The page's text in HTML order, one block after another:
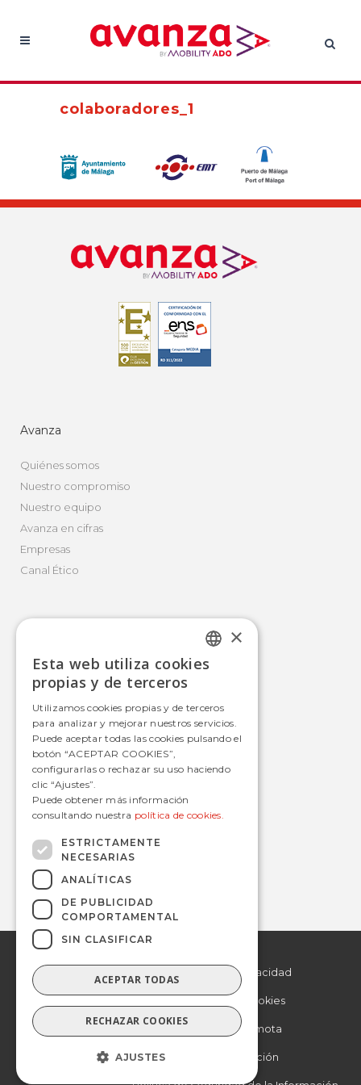
colaboradores_1
Avanza
Quiénes somos
Nuestro compromiso
Nuestro equipo
Avanza en cifras
Empresas
Canal Ético
Autobús
Tranvía
Metro
Estaciones
Contacto
informacion@avanzagrupo.com
+34 916 021 900
C/ San Norberto, 48 • 28021 – Madrid
© 2019 Avanza.
reservados.
Politica de Privacidad
Politica de Cookies
Asistencia remota
Otra información
SPANISH
×
Esta web utiliza cookies
propias y de terceros
Utilizamos cookies propias y de terceros
para analizar y mejorar nuestros servicios.
Puede aceptar todas las cookies pulsando el
botón “ACEPTAR COOKIES”,
configurarlas o rechazar su uso haciendo
clic “Ajustes”.
Puede obtener más información
consultando nuestra política de cookies.
ESTRICTAMENTE
NECESARIAS
ANALÍTICAS
DE PUBLICIDAD
COMPORTAMENTAL
SIN CLASIFICAR
ACEPTAR TODAS
RECHAZAR COOKIES
AJUSTES